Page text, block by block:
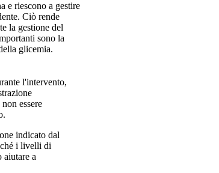
e riescono a gestire
Ciò rende
la gestione del
sono la
glicemia.
l'intervento,
essere
indicato dal
i livelli di
aiutare a